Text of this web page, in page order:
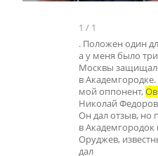
1 / 1
. Положен один
а у меня было
Москвы
в
мой оппонент,
Николай
Он дал отзыв, но
в Академгородок
Оруджев,
дал